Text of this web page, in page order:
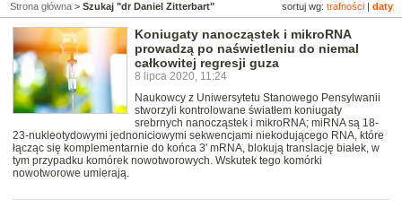
sortuj wg: trafności daty
Strona główna > Szukaj "dr Daniel Zitterbart"
Koniugaty nanocząstek i mikroRNA
prowadzą po naświetleniu do niemal
całkowitej regresji guza
8 lipca 2020, 11:24
Naukowcy z Uniwersytetu Stanowego Pensylwanii
stworzyli kontrolowane światłem koniugaty
srebrnych nanocząstek i mikroRNA; miRNA są 18-
23-nukleotydowymi jednoniciowymi sekwencjami niekodującego RNA, które
łącząc się komplementarnie do końca 3' mRNA, blokują translację białek, w
tym przypadku komórek nowotworowych. Wskutek tego komórki
nowotworowe umierają.